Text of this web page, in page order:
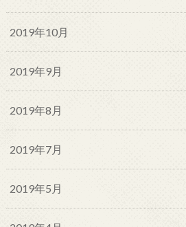
2019年10月
2019年9月
2019年8月
2019年7月
2019年5月